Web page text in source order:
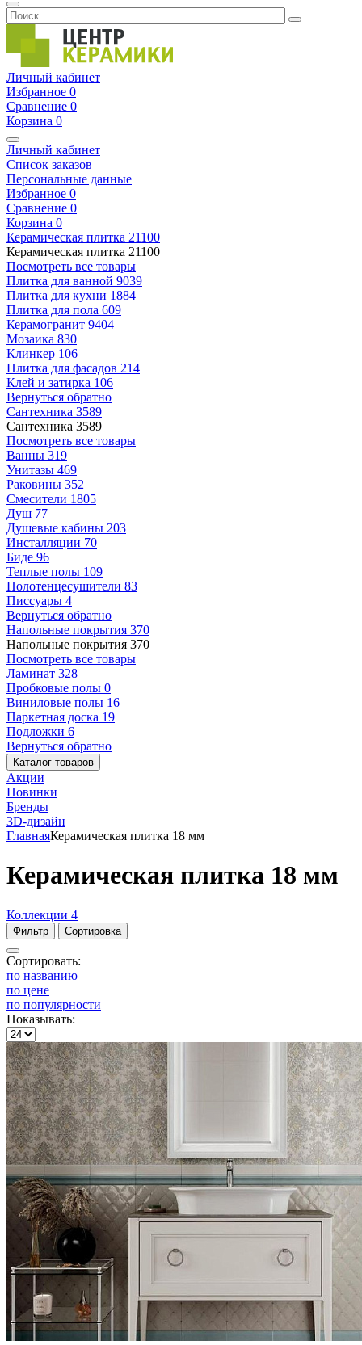
Личный кабинет
Избранное 0
Сравнение 0
Корзина 0
Личный кабинет
Список заказов
Персональные данные
Избранное 0
Сравнение 0
Корзина 0
Керамическая плитка 21100
Керамическая плитка 21100
Посмотреть все товары
Плитка для ванной 9039
Плитка для кухни 1884
Плитка для пола 609
Керамогранит 9404
Мозаика 830
Клинкер 106
Плитка для фасадов 214
Клей и затирка 106
Вернуться обратно
Сантехника 3589
Сантехника 3589
Посмотреть все товары
Ванны 319
Унитазы 469
Раковины 352
Смесители 1805
Душ 77
Душевые кабины 203
Инсталляции 70
Биде 96
Теплые полы 109
Полотенцесушители 83
Писсуары 4
Вернуться обратно
Напольные покрытия 370
Напольные покрытия 370
Посмотреть все товары
Ламинат 328
Пробковые полы 0
Виниловые полы 16
Паркетная доска 19
Подложки 6
Вернуться обратно
Каталог товаров
Акции
Новинки
Бренды
3D-дизайн
ГлавнаяКерамическая плитка 18 мм
Керамическая плитка 18 мм
Коллекции 4
Фильтр Сортировка
Сортировать:
по названию
по цене
по популярности
Показывать: